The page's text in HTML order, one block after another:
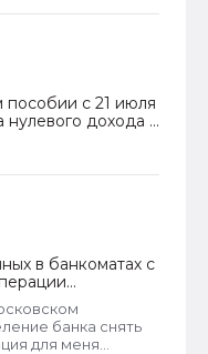
с 21 июля
нулевого дохода и
по месту
в банкоматах с
банка снять
для меня